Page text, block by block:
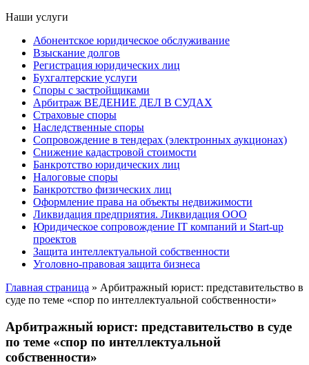
Наши услуги
Абонентское юридическое обслуживание
Взыскание долгов
Регистрация юридических лиц
Бухгалтерские услуги
Споры с застройщиками
Арбитраж ВЕДЕНИЕ ДЕЛ В СУДАХ
Страховые споры
Наследственные споры
Сопровождение в тендерах (электронных аукционах)
Снижение кадастровой стоимости
Банкротство юридических лиц
Налоговые споры
Банкротство физических лиц
Оформление права на объекты недвижимости
Ликвидация предприятия. Ликвидация ООО
Юридическое сопровождение IT компаний и Start-up
проектов
Защита интеллектуальной собственности
Уголовно-правовая защита бизнеса
Главная страница » Арбитражный юрист: представительство в
суде по теме «спор по интеллектуальной собственности»
Арбитражный юрист: представительство в суде
по теме «спор по интеллектуальной
собственности»